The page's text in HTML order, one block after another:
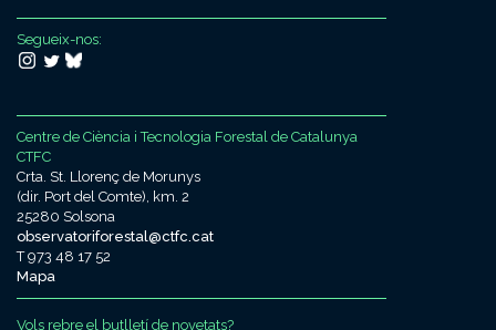
Segueix-nos:
Centre de Ciència i Tecnologia Forestal de Catalunya
CTFC
Crta. St. Llorenç de Morunys
(dir. Port del Comte), km. 2
25280 Solsona
observatoriforestal@ctfc.cat
T 973 48 17 52
Mapa
Vols rebre el butlletí de novetats?